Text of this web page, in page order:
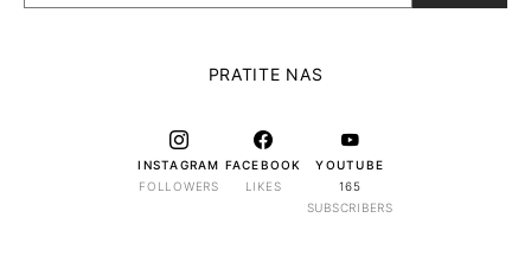
PRATITE NAS
INSTAGRAM
FOLLOWERS
FACEBOOK
LIKES
YOUTUBE
165
SUBSCRIBERS